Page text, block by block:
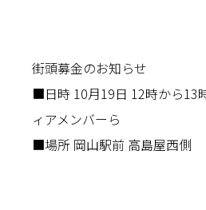
街頭募金のお知らせ
■日時 10月19日 12時から13
ィアメンバーら
■場所 岡山駅前 高島屋西側